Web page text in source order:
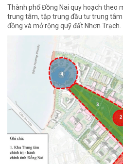
Thành phố Đồng Nai quy hoạch theo
trung tâm, tập trung đầu tư trung
đồng và mở rộng quỹ đất Nhơn Trạch.